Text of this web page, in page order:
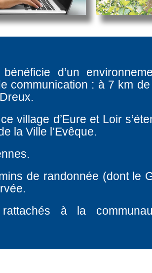
d’un
communication : à 7 km
village d’Eure et Loir
la Ville l’Evêque.
de randonnée (dont le
à la